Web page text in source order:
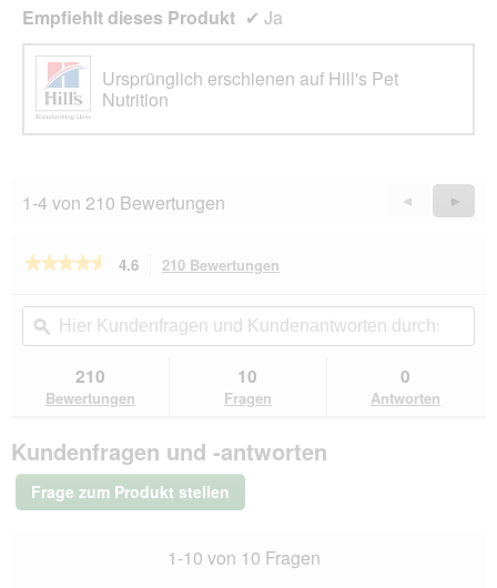
Empfiehlt dieses Produkt ✔ Ja
Ursprünglich erschienen auf Hill's Pet
Nutrition
1-4 von 210 Bewertungen
Zurück
Reviews
◄
Weiter
►
★★★★★
★★★★★
5
lesen
Hill's
Trockenfutter
Light,
4.6 210 Bewertungen
Aktion
navigierst
du
Bewertungen.
Hier
Kundenfragen
und
Kundenantworten
durchsuchen
ϙ
210
Bewertungen
10
Fragen
0
Antworten
Kundenfragen und -antworten
Frage zum Produkt stellen
1-10 von 10 Fragen